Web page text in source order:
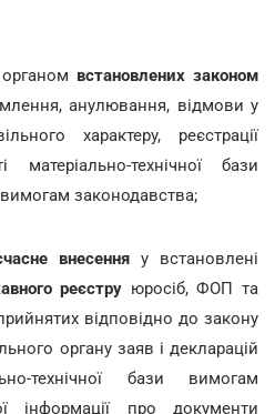
встановлених законом
анулювання, відмови у
характеру, реєстрації
матеріально-технічної бази
законодавства;
внесення у встановлені
реєстру юросіб, ФОП та
відповідно до закону
органу заяв і декларацій
технічної бази вимогам
інформації про документи